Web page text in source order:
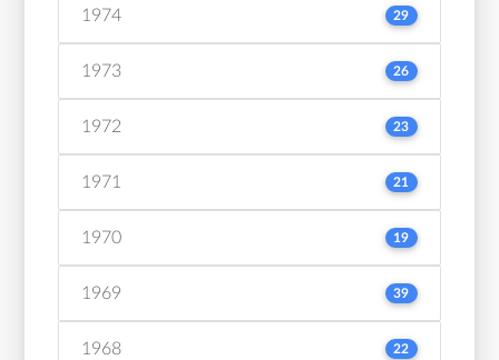
1974 29
1973 26
1972 23
1971 21
1970 19
1969 39
1968 22